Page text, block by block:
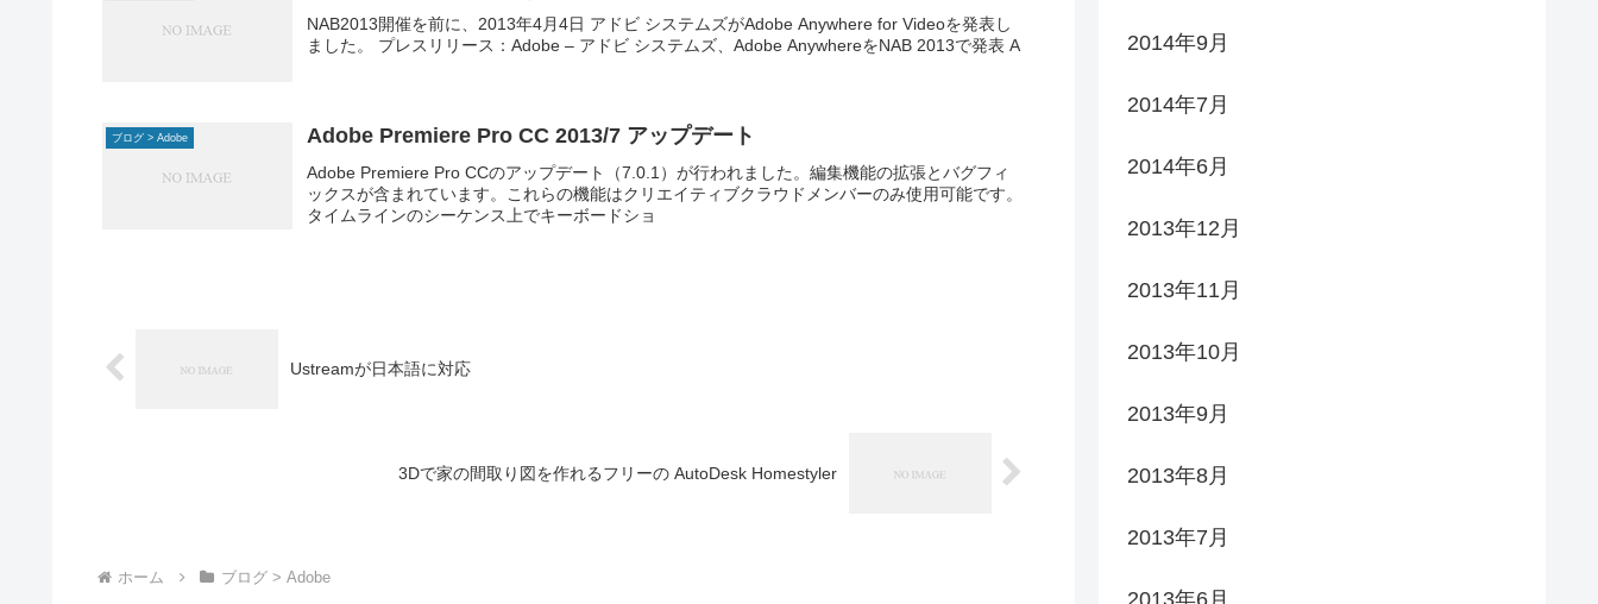
NAB2013開催を前に、2013年4月4日 アドビ システムズがAdobe Anywhere for Videoを発表し
ました。 プレスリリース：Adobe – アドビ システムズ、Adobe AnywhereをNAB 2013で発表 A
ブログ > Adobe Adobe Premiere Pro CC 2013/7 アップデート
Adobe Premiere Pro CCのアップデート（7.0.1）が行われました。編集機能の拡張とバグフィ
ックスが含まれています。これらの機能はクリエイティブクラウドメンバーのみ使用可能です。
タイムラインのシーケンス上でキーボードショ
Ustreamが日本語に対応
3Dで家の間取り図を作れるフリーの AutoDesk Homestyler
ホーム ブログ > Adobe
2014年9月
2014年7月
2014年6月
2013年12月
2013年11月
2013年10月
2013年9月
2013年8月
2013年7月
2013年6月